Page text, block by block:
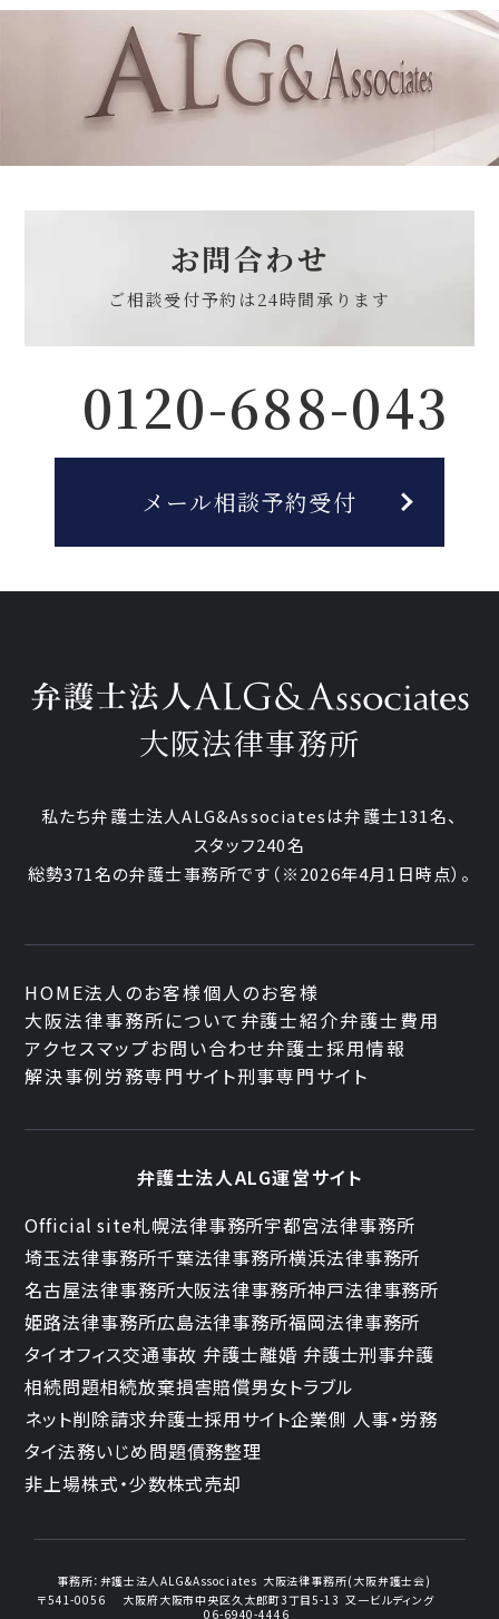
お問合わせ
ご相談受付予約は24時間承ります
0120-688-043
メール相談予約受付
大阪法律事務所
私たち弁護士法人ALG&Associatesは弁護士131名、
スタッフ240名
総勢371名の弁護士事務所です （※2026年4月1日時点）。
HOME法人のお客様個人のお客様
大阪法律事務所について 弁護士紹介弁護士費用
アクセスマップお問い合わせ弁護士採用情報
解決事例労務専門サイト刑事専門サイト
弁護士法人ALG運営サイト
Official site札幌法律事務所宇都宮法律事務所
埼玉法律事務所千葉法律事務所横浜法律事務所
名古屋法律事務所大阪法律事務所神戸法律事務所
姫路法律事務所広島法律事務所福岡法律事務所
タイオフィス交通事故 弁護士離婚 弁護士刑事弁護
相続問題相続放棄損害賠償男女トラブル
ネット削除請求弁護士採用サイト企業側 人事・労務
タイ法務いじめ問題債務整理
非上場株式・少数株式売却
事務所： 弁護士法人ALG&Associates 大阪法律事務所(大阪弁護士会)
〒541-0056
大阪府大阪市中央区久太郎町3丁目5-13 又一ビルディング
06-6940-4446